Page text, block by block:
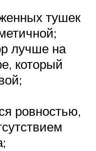
тушек
лучше на
который
ровностью,